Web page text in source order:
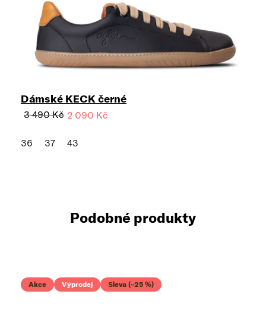
Dámské KECK černé
3 490 Kč 2 090 Kč
36 37 43
Podobné produkty
Akce Výprodej Sleva (–25 %)